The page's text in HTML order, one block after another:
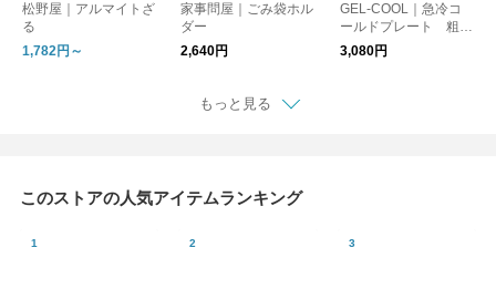
松野屋｜アルマイトざ
る
1,782円～
家事問屋｜ごみ袋ホル
ダー
2,640円
GEL-COOL｜急冷コ
ールドプレート 粗熱
取り/冷却/お弁当
3,080円
もっと見る
このストアの人気アイテムランキング